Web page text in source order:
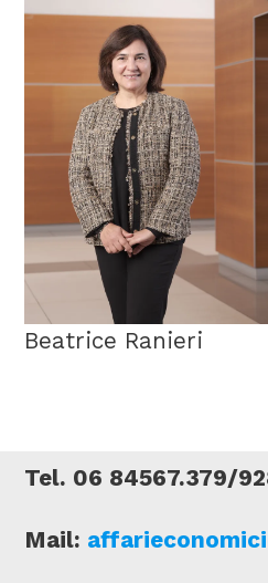
Beatrice Ranieri
Tel. 06 84567.379/
Mail: